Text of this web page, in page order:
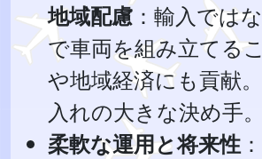
地域配慮 ：輸入では
で車両を組み立てる
や地域経済にも貢献
入れの大きな決め手。
柔軟な運用と将来性